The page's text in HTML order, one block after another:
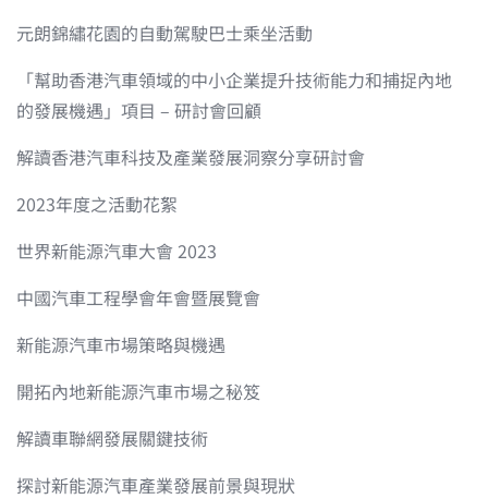
元朗錦繡花園的自動駕駛巴士乘坐活動
「幫助香港汽車領域的中小企業提升技術能力和捕捉內地
的發展機遇」項目 – 研討會回顧
解讀香港汽車科技及產業發展洞察分享研討會
2023年度之活動花絮
世界新能源汽車大會 2023
中國汽車工程學會年會暨展覽會
新能源汽車市場策略與機遇
開拓內地新能源汽車市場之秘笈
解讀車聯網發展關鍵技術
探討新能源汽車產業發展前景與現狀